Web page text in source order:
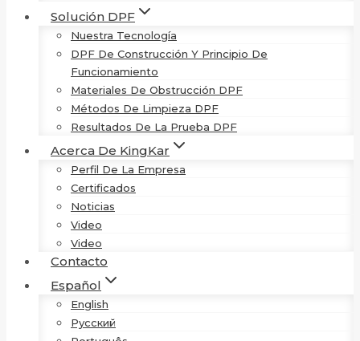
Solución DPF
Nuestra Tecnología
DPF De Construcción Y Principio De
Funcionamiento
Materiales De Obstrucción DPF
Métodos De Limpieza DPF
Resultados De La Prueba DPF
Acerca De KingKar
Perfil De La Empresa
Certificados
Noticias
Video
Video
Contacto
Español
English
Русский